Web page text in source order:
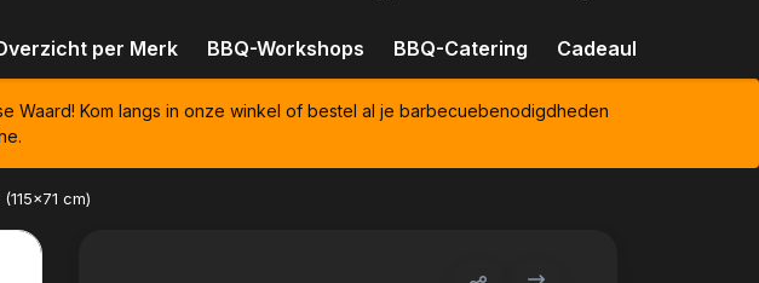
per Merk BBQ-Workshops BBQ-Catering Cadeaubonnen
Waard! Kom langs in onze winkel of bestel al je barbecuebenodigdheden
cm)